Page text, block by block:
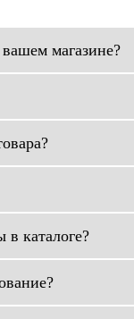
магазине?
в каталоге?